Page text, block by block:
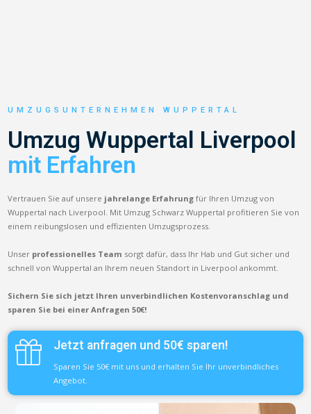
UMZUGSUNTERNEHMEN WUPPERTAL
Umzug Wuppertal Liverpool
mit Erfahren
Vertrauen Sie auf unsere jahrelange Erfahrung für Ihren Umzug von
Wuppertal nach Liverpool. Mit Umzug Schwarz Wuppertal profitieren Sie von
einem reibungslosen und effizienten Umzugsprozess.
Unser professionelles Team sorgt dafür, dass Ihr Hab und Gut sicher und
schnell von Wuppertal an Ihrem neuen Standort in Liverpool ankommt.
Sichern Sie sich jetzt Ihren unverbindlichen Kostenvoranschlag und
sparen Sie bei einer Anfragen 50€!
Jetzt anfragen und 50€ sparen!
Sparen Sie 50€ mit uns und erhalten Sie Ihr unverbindliches
Angebot.